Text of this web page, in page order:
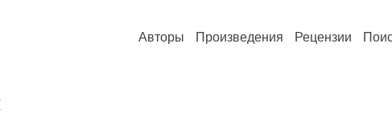
Авторы Произведения Рецензии